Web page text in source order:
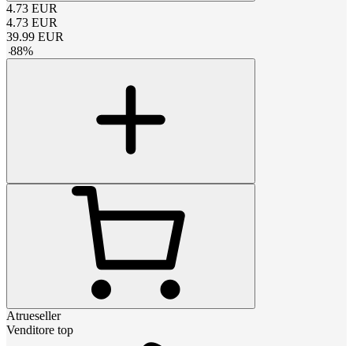
4.73 EUR
4.73 EUR
39.99 EUR
-88%
Atrueseller
Venditore top